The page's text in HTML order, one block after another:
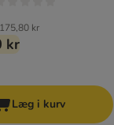
kr
kr
Læg i kurv